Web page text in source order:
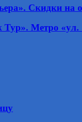
Скидки на
Тур». Метро «ул.